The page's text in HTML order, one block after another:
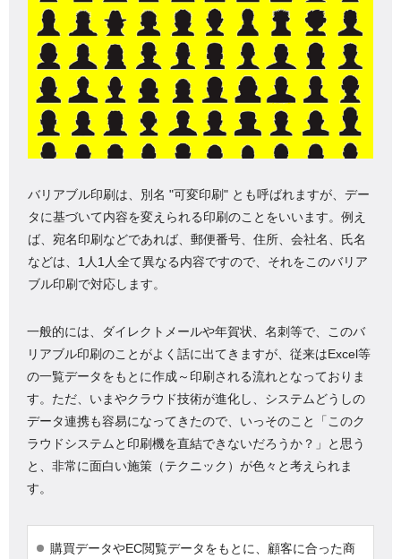
バリアブル印刷は、別名 "可変印刷" とも呼ばれますが、デー
タに基づいて内容を変えられる印刷のことをいいます。例え
ば、宛名印刷などであれば、郵便番号、住所、会社名、氏名
などは、1人1人全て異なる内容ですので、それをこのバリア
ブル印刷で対応します。
一般的には、ダイレクトメールや年賀状、名刺等で、このバ
リアブル印刷のことがよく話に出てきますが、従来はExcel等
の一覧データをもとに作成～印刷される流れとなっておりま
す。ただ、いまやクラウド技術が進化し、システムどうしの
データ連携も容易になってきたので、いっそのこと「このク
ラウドシステムと印刷機を直結できないだろうか？」と思う
と、非常に面白い施策（テクニック）が色々と考えられま
す。
購買データやEC閲覧データをもとに、顧客に合った商